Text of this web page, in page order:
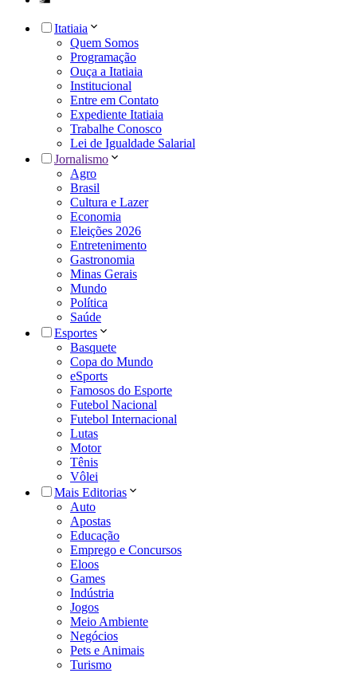
Itatiaia
Quem Somos
Programação
Ouça a Itatiaia
Institucional
Entre em Contato
Expediente Itatiaia
Trabalhe Conosco
Lei de Igualdade Salarial
Jornalismo
Agro
Brasil
Cultura e Lazer
Economia
Eleições 2026
Entretenimento
Gastronomia
Minas Gerais
Mundo
Política
Saúde
Esportes
Basquete
Copa do Mundo
eSports
Famosos do Esporte
Futebol Nacional
Futebol Internacional
Lutas
Motor
Tênis
Vôlei
Mais Editorias
Auto
Apostas
Educação
Emprego e Concursos
Eloos
Games
Indústria
Jogos
Meio Ambiente
Negócios
Pets e Animais
Turismo